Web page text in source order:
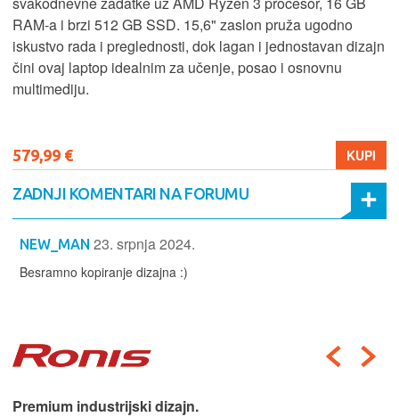
RAM-a i brzi 512 GB SSD. 15,6" zaslon pruža ugodno
iskustvo rada i preglednosti, dok lagan i jednostavan dizajn
čini ovaj laptop idealnim za učenje, posao i osnovnu
multimediju.
579,99 € KUPI
ZADNJI KOMENTARI NA FORUMU
NEW_MAN 23. srpnja 2024.
Besramno kopiranje dizajna :)
Premium industrijski dizajn.